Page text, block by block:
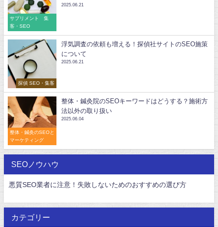
サプリメント 集
客・SEO
2025.06.21
探偵 SEO・集客
浮気調査の依頼も増える！探偵社サイトのSEO施策
について
2025.06.21
整体・鍼灸のSEOと
マーケティング
整体・鍼灸院のSEOキーワードはどうする？施術方
法以外の取り扱い
2025.06.04
SEOノウハウ
悪質SEO業者に注意！失敗しないためのおすすめの選び方
カテゴリー